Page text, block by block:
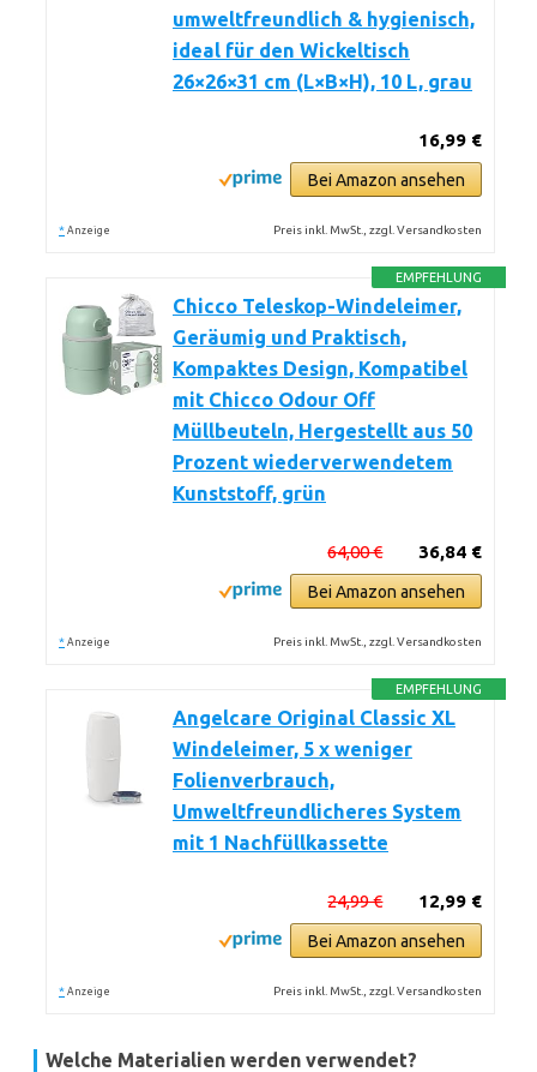
umweltfreundlich & hygienisch,
ideal für den Wickeltisch
26×26×31 cm (L×B×H), 10 L, grau
16,99 €
Bei Amazon ansehen
* Anzeige Preis inkl. MwSt., zzgl. Versandkosten
EMPFEHLUNG
Chicco Teleskop-Windeleimer,
Geräumig und Praktisch,
Kompaktes Design, Kompatibel
mit Chicco Odour Off
Müllbeuteln, Hergestellt aus 50
Prozent wiederverwendetem
Kunststoff, grün
36,84 €
64,00 €
Bei Amazon ansehen
* Anzeige Preis inkl. MwSt., zzgl. Versandkosten
EMPFEHLUNG
Angelcare Original Classic XL
Windeleimer, 5 x weniger
Folienverbrauch,
Umweltfreundlicheres System
mit 1 Nachfüllkassette
12,99 €
24,99 €
Bei Amazon ansehen
* Anzeige Preis inkl. MwSt., zzgl. Versandkosten
Welche Materialien werden verwendet?